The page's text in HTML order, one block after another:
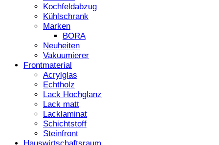
Kochfeldabzug
Kühlschrank
Marken
BORA
Neuheiten
Vakuumierer
Frontmaterial
Acrylglas
Echtholz
Lack Hochglanz
Lack matt
Lacklaminat
Schichtstoff
Steinfront
Hauswirtschaftsraum